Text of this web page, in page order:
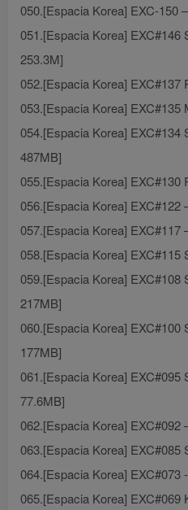
050.[Espacia Korea] EXC-150
051.[Espacia Korea] EXC#146
253.3M]
052.[Espacia Korea] EXC#137
053.[Espacia Korea] EXC#135
054.[Espacia Korea] EXC#134
487MB]
055.[Espacia Korea] EXC#130
056.[Espacia Korea] EXC#122
057.[Espacia Korea] EXC#117
058.[Espacia Korea] EXC#115
059.[Espacia Korea] EXC#108
217MB]
060.[Espacia Korea] EXC#100
177MB]
061.[Espacia Korea] EXC#095
77.6MB]
062.[Espacia Korea] EXC#092
063.[Espacia Korea] EXC#085
064.[Espacia Korea] EXC#073
065.[Espacia Korea] EXC#069